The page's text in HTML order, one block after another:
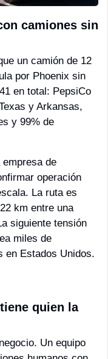
camiones sin
un camión de 12
por Phoenix sin
en total: PepsiCo
y Arkansas,
y 99% de
empresa de
operación
La ruta es
km entre una
siguiente tensión
miles de
en Estados Unidos.
quien la
Un equipo